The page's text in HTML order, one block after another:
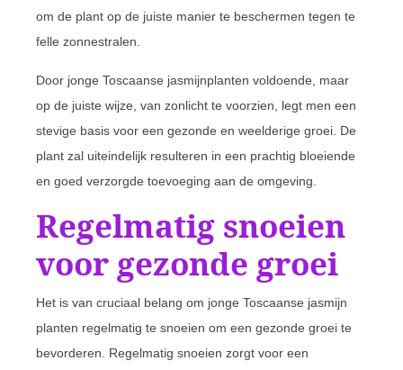
om de plant op de juiste manier te beschermen tegen te
felle zonnestralen.
Door jonge Toscaanse jasmijnplanten voldoende, maar
op de juiste wijze, van zonlicht te voorzien, legt men een
stevige basis voor een gezonde en weelderige groei. De
plant zal uiteindelijk resulteren in een prachtig bloeiende
en goed verzorgde toevoeging aan de omgeving.
Regelmatig snoeien
voor gezonde groei
Het is van cruciaal belang om jonge Toscaanse jasmijn
planten regelmatig te snoeien om een gezonde groei te
bevorderen. Regelmatig snoeien zorgt voor een